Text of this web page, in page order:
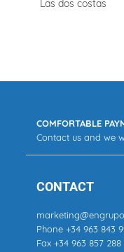
Las dos costas
COMFORTABLE
Contact us and we
CONTACT
Phone +34 963 843
Fax +34 963 857 288